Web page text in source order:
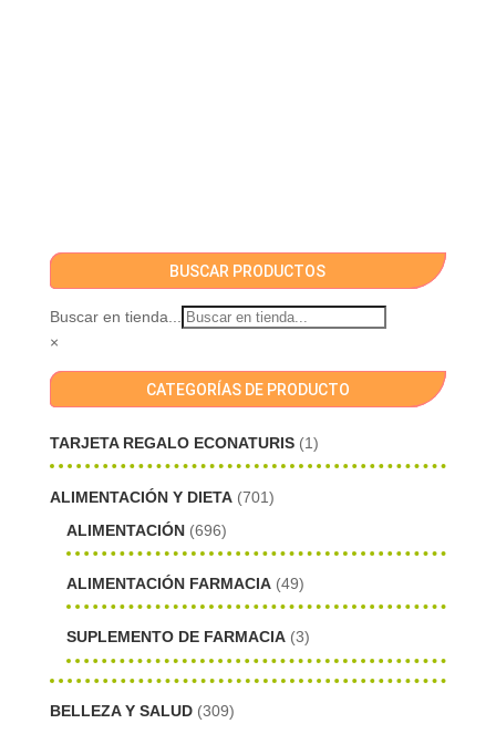
BUSCAR PRODUCTOS
Buscar en tienda...
×
CATEGORÍAS DE PRODUCTO
TARJETA REGALO ECONATURIS (1)
ALIMENTACIÓN Y DIETA (701)
ALIMENTACIÓN (696)
ALIMENTACIÓN FARMACIA (49)
SUPLEMENTO DE FARMACIA (3)
BELLEZA Y SALUD (309)